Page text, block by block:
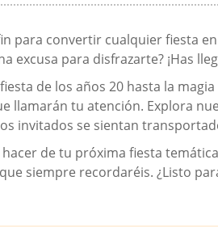
para convertir cualquier fiesta
excusa para disfrazarte? ¡Has
de los años 20 hasta la
llamarán tu atención. Explora
invitados se sientan
de tu próxima fiesta
siempre recordaréis. ¿Listo